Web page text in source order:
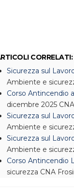
CORRELATI:
Sicurezza sul
Ambiente e
Corso Antincendio
dicembre 2025
Sicurezza sul
Ambiente e
Sicurezza sul
Ambiente e
Corso Antincendio
sicurezza CNA